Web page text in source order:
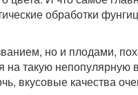
обработки
но и плодами,
на такую
вкусовые качества